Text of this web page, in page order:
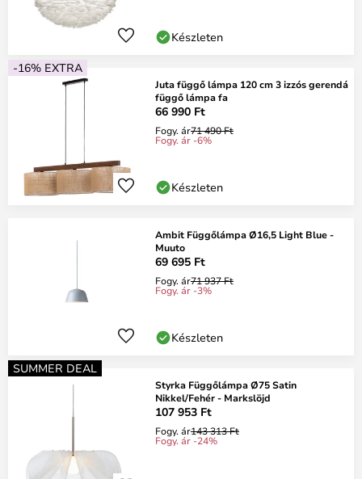
Készleten
-16% EXTRA
Juta függő lámpa 120 cm 3 izzós gerendá
függő lámpa fa
66 990 Ft
Fogy. ár71 490 Ft
Fogy. ár -6%
Készleten
Ambit Függőlámpa Ø16,5 Light Blue -
Muuto
69 695 Ft
Fogy. ár71 937 Ft
Fogy. ár -3%
Készleten
SUMMER DEAL
Styrka Függőlámpa Ø75 Satin
Nikkel/Fehér - Markslöjd
107 953 Ft
Fogy. ár143 313 Ft
Fogy. ár -24%